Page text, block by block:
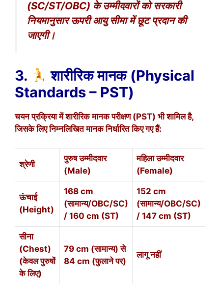
(SC/ST/OBC) के उम्मीदवारों को सरकारी
नियमानुसार ऊपरी आयु सीमा में छूट प्रदान की
जाएगी।
3.
शारीरिक मानक (Physical
Standards – PST)
चयन प्रक्रिया में शारीरिक मानक परीक्षण (PST) भी शामिल है,
जिसके लिए निम्नलिखित मानक निर्धारित किए गए हैं:
श्रेणी
पुरुष उम्मीदवार
(Male)
महिला उम्मीदवार
(Female)
ऊंचाई
(Height)
168 cm
(सामान्य/OBC/SC)
/ 160 cm (ST)
152 cm
(सामान्य/OBC/SC)
/ 147 cm (ST)
सीना
(Chest)
(केवल पुरुषों
के लिए)
79 cm (सामान्य) से
84 cm (फुलाने पर)
लागू नहीं